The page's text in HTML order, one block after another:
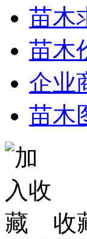
苗木
苗木
企业
苗木
收